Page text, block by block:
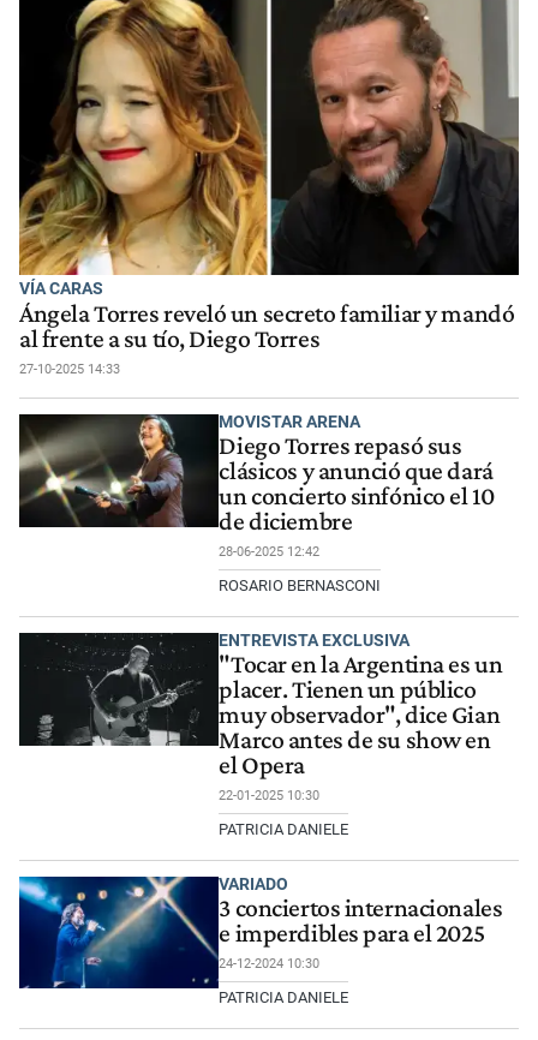
VÍA CARAS
Ángela Torres reveló un secreto familiar y mandó
al frente a su tío, Diego Torres
27-10-2025 14:33
MOVISTAR ARENA
Diego Torres repasó sus
clásicos y anunció que dará
un concierto sinfónico el 10
de diciembre
28-06-2025 12:42
ROSARIO BERNASCONI
ENTREVISTA EXCLUSIVA
"Tocar en la Argentina es un
placer. Tienen un público
muy observador", dice Gian
Marco antes de su show en
el Opera
22-01-2025 10:30
PATRICIA DANIELE
VARIADO
3 conciertos internacionales
e imperdibles para el 2025
24-12-2024 10:30
PATRICIA DANIELE